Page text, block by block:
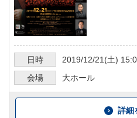
日時 2019/12/21 (土)
会場
大ホール
詳細